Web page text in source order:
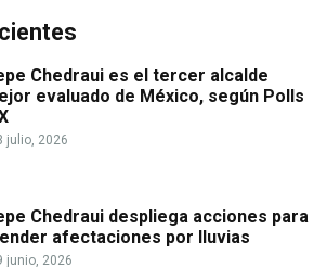
Chedraui es el tercer alcalde
evaluado de México, según Polls
julio, 2026
Chedraui despliega acciones para
afectaciones por lluvias
junio, 2026